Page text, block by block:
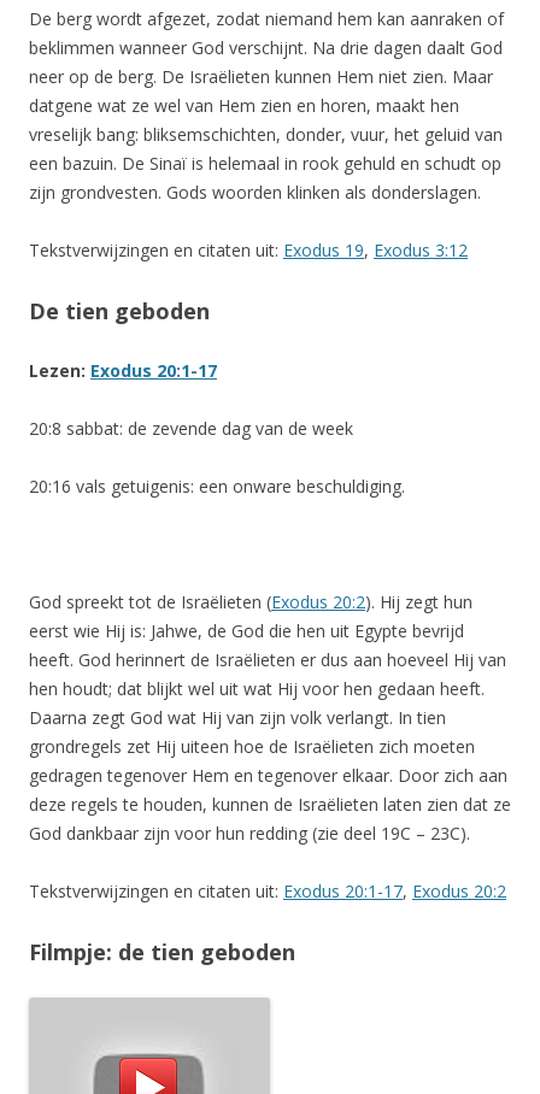
De berg wordt afgezet, zodat niemand hem kan aanraken of
beklimmen wanneer God verschijnt. Na drie dagen daalt God
neer op de berg. De Israëlieten kunnen Hem niet zien. Maar
datgene wat ze wel van Hem zien en horen, maakt hen
vreselijk bang: bliksemschichten, donder, vuur, het geluid van
een bazuin. De Sinaï is helemaal in rook gehuld en schudt op
zijn grondvesten. Gods woorden klinken als donderslagen.
Tekstverwijzingen en citaten uit: Exodus 19, Exodus 3:12
De tien geboden
Lezen: Exodus 20:1-17
20:8 sabbat: de zevende dag van de week
20:16 vals getuigenis: een onware beschuldiging.
God spreekt tot de Israëlieten (Exodus 20:2). Hij zegt hun
eerst wie Hij is: Jahwe, de God die hen uit Egypte bevrijd
heeft. God herinnert de Israëlieten er dus aan hoeveel Hij van
hen houdt; dat blijkt wel uit wat Hij voor hen gedaan heeft.
Daarna zegt God wat Hij van zijn volk verlangt. In tien
grondregels zet Hij uiteen hoe de Israëlieten zich moeten
gedragen tegenover Hem en tegenover elkaar. Door zich aan
deze regels te houden, kunnen de Israëlieten laten zien dat ze
God dankbaar zijn voor hun redding (zie deel 19C – 23C).
Tekstverwijzingen en citaten uit: Exodus 20:1-17, Exodus 20:2
Filmpje: de tien geboden